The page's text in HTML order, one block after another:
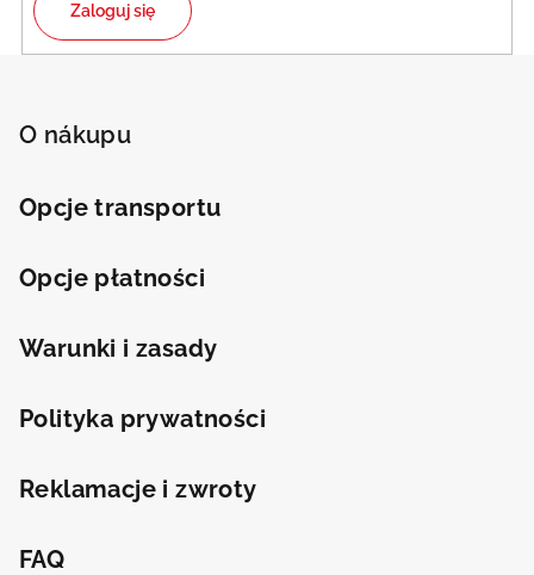
Zaloguj się
O nákupu
Opcje transportu
Opcje płatności
Warunki i zasady
Polityka prywatności
Reklamacje i zwroty
FAQ